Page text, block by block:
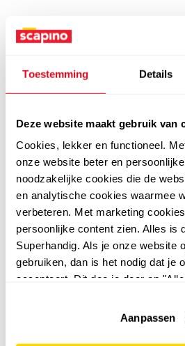
Toestemming Details
Deze website maakt gebruik van
Cookies, lekker en functioneel.
onze website beter en
noodzakelijke cookies die de
en analytische cookies waarmee
verbeteren. Met marketing
persoonlijke content zien. Alles is
Superhandig. Als je onze website
gebruiken, dan is het nodig dat je
accepteert. Dit doe je door op
website niet optimaal functioneert.
Aanpassen